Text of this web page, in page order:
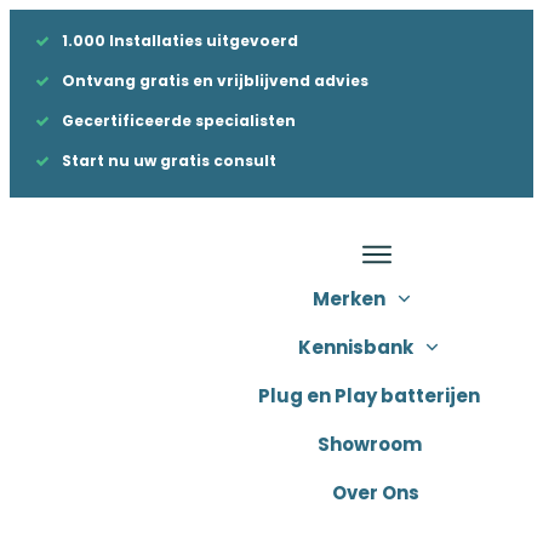
1.000 Installaties uitgevoerd
Ontvang gratis en vrijblijvend advies
Gecertificeerde specialisten
Start nu uw gratis consult
Merken
Kennisbank
Plug en Play batterijen
Showroom
Over Ons